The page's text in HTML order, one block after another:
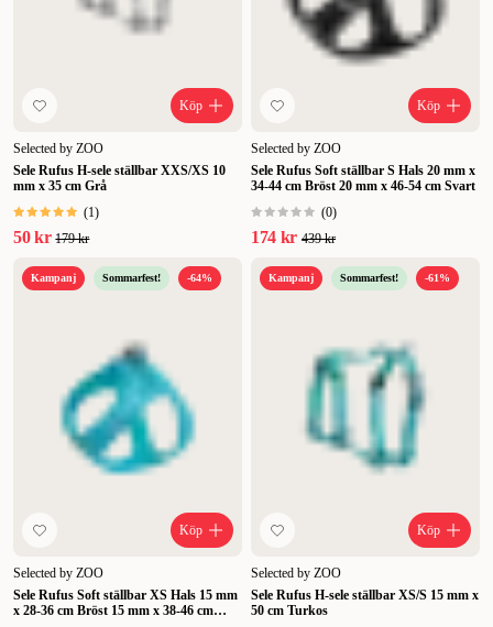
Köp
Selected by ZOO
Sele Rufus H-sele ställbar XXS/XS 10
mm x 35 cm Grå
(1)
50 kr 179 kr
Köp
Selected by ZOO
Sele Rufus Soft ställbar S Hals 20 mm x
34-44 cm Bröst 20 mm x 46-54 cm Svart
(0)
174 kr 439 kr
Kampanj Sommarfest! -64%
Köp
Selected by ZOO
Sele Rufus Soft ställbar XS Hals 15 mm
x 28-36 cm Bröst 15 mm x 38-46 cm
Kampanj Sommarfest! -61%
Köp
Selected by ZOO
Sele Rufus H-sele ställbar XS/S 15 mm x
50 cm Turkos